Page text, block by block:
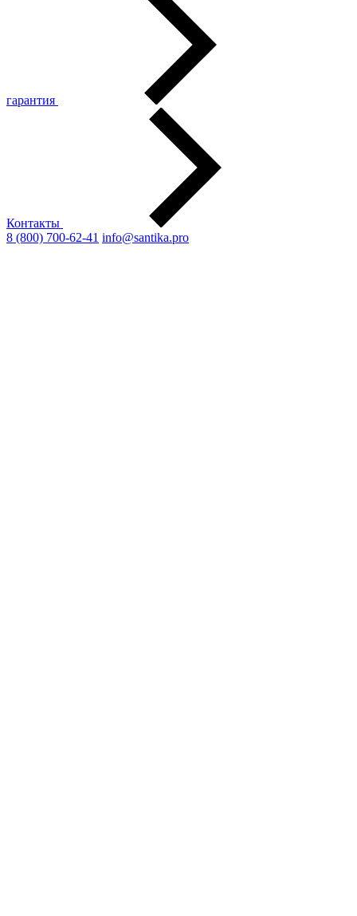
гарантия
Контакты
8 (800) 700-62-41 info@santika.pro